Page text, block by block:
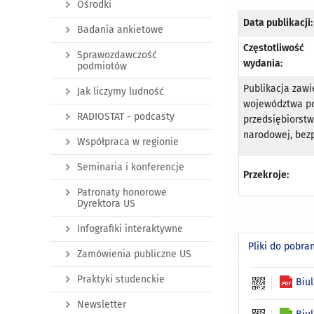
Data publikacji:
Częstotliwość
wydania:
Publikacja
województwa
narodowej,
Przekroje:
Pliki do
Ośrodki
Badania ankietowe
Sprawozdawczość
podmiotów
Jak liczymy ludność
RADIOSTAT - podcasty
Współpraca w regionie
Seminaria i konferencje
Patronaty honorowe
Dyrektora US
Infografiki interaktywne
Zamówienia publiczne US
Praktyki studenckie
Newsletter